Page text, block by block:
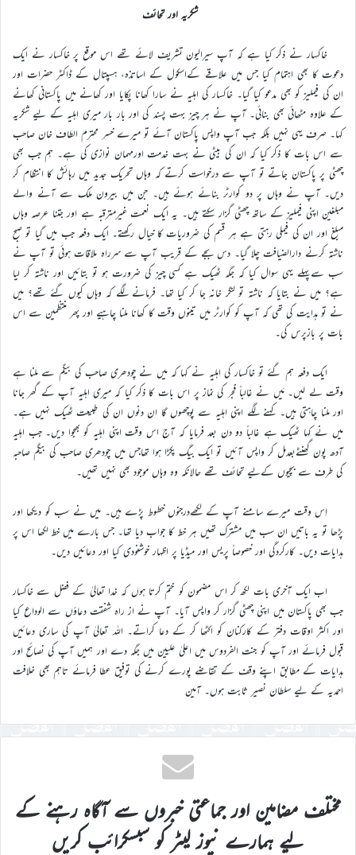
شکریہ اور تحائف
خاکسار نے ذکر کیا ہے کہ آپ سیرالیون تشریف لائے تھے اس موقع پر خاکسار نے ایک
دعوت کا بھی اہتمام کیا جس میں علاقے کےاسکول کے اساتذہ، ہسپتال کے ڈاکٹر حضرات اور
ان کی فیملیز کو بھی مدعو کیا گیا۔ خاکسار کی اہلیہ نے سارا کھانا پکایا اور کھانے میں پاکستانی کھانے
کے علاوہ مٹھائی بھی بنائی۔ آپ نے ہر چیز بہت پسند کی اور بار بار میری اہلیہ کے لیے شکریہ
کہا۔ صرف یہی نہیں بلکہ جب آپ واپس پاکستان آئے تو میرے خسر محترم الطاف خان صاحب
سے اس بات کا ذکر کیا کہ ان کی بیٹی نے بہت خدمت اورمہمان نوازی کی ہے۔ ہم جب بھی
چھٹی پر پاکستان جاتے تو آپ سے درخواست کرتے کہ وہاں تحریک جدید میں رہائش کا انتظام کر
دیں۔ آپ نے وہاں پر دو کوارٹر بنائے ہوئے ہیں۔ جن میں بیرون ملک سے آنے والے
مبلغین اپنی فیملیز کے ساتھ چھٹی گزار سکتے ہیں۔ یہ ایک نعمت غیرمترقبہ ہے اور جتنا عرصہ وہاں
مبلغ اور ان کی فیملی رہتی ہے ہر قسم کی ضروریات کا خیال رکھتے۔ ایک دفعہ جب میں گیا تو صبح
ناشتہ کرنے دارالضیافت چلا گیا۔ دس بجے کے قریب آپ سے سرراہ ملاقات ہوئی تو آپ نے
سب سےپہلے یہی سوال کیا کہ جگہ ٹھیک ہے کسی چیز کی ضرورت ہو تو بتائیں اور ناشتہ کر لیا
ہے؟ میں نے بتایا کہ ناشتہ تو لنگر خانہ جا کر کیا تھا۔ فرمانے لگے کہ وہاں کیوں گئے تھے؟ میں
نے تو ہدایت کی تھی کہ آپ کو کوارٹر میں تینوں وقت کا کھانا ملنا چاہیے اور پھر منتظمین سے اس
بات پر بازپرس کی۔
ایک دفعہ ہم گئے تو خاکسار کی اہلیہ نے کہا کہ میں نے چودھری صاحب کی بیگم سے ملنا ہے
وقت لے لیں۔ مَیں نے غالباً فجر کی نماز پر اس بات کا ذکر کیا کہ میری اہلیہ آپ کے گھر جانا
اور ملنا چاہتی ہیں۔ کہنے لگے اپنی اہلیہ سے پوچھوں گا ان دنوں ان کی طبیعت ٹھیک نہیں ہے۔
میں نے کہا ٹھیک ہے غالباً دو دن بعد فرمایا کہ آج اس وقت اپنی اہلیہ کو بھجوا دیں۔ جب اہلیہ
آدھ پون گھنٹےبعدمل کر واپس آئیں تو ایک بیگ پکڑا ہوا تھاجس میں چودھری صاحب کی بیگم صاحبہ
کی طرف سے بچیوں کےلیے تحائف تھے حالانکہ وہ وہاں موجود بھی نہیں تھیں۔
اِس وقت میرے سامنے آپ کے لکھےدرجنوں خطوط پڑے ہیں۔ میں نے سب کو دیکھا اور
پڑھا تو یہ باتیں ان سب میں مشترک تھیں ہر خط کا جواب دیا تھا۔ جس بارے میں خط لکھا اس پر
ہدایات دیں۔ کارکردگی اور خصوصاً پریس اور میڈیا پر اظہار خوشنودی کیا اور دعائیں دیں۔
اب ایک آخری بات لکھ کر اس مضمون کو ختم کرتا ہوں کہ خدا تعالیٰ کے فضل سے خاکسار
جب بھی پاکستان میں اپنی چھٹی گزار کر واپس آیا۔ آپ نے از راہ شفقت دعاؤں سے الوداع کیا
اور اکثر اوقات دفتر کے کارکنان کو اکٹھا کر کے دعا کراتے۔ اللہ تعالیٰ آپ کی ساری دعائیں
قبول فرمائے اور آپ کو جنت الفردوس میں اعلیٰ علیین میں جگہ دے اور ہمیں آپ کی نصائح اور
ہدایات کے مطابق اپنے وقف کے تقاضے پورے کرنے کی توفیق عطا فرمائے تاہم بھی خلافت
احمدیہ کے لیے سلطان نصیر ثابت ہوں۔ آمین
مختلف مضامین اور جماعتی خبروں سے آگاہ رہنے کے
لیے ہمارے نیوز لیٹر کو سبسکرائب کریں